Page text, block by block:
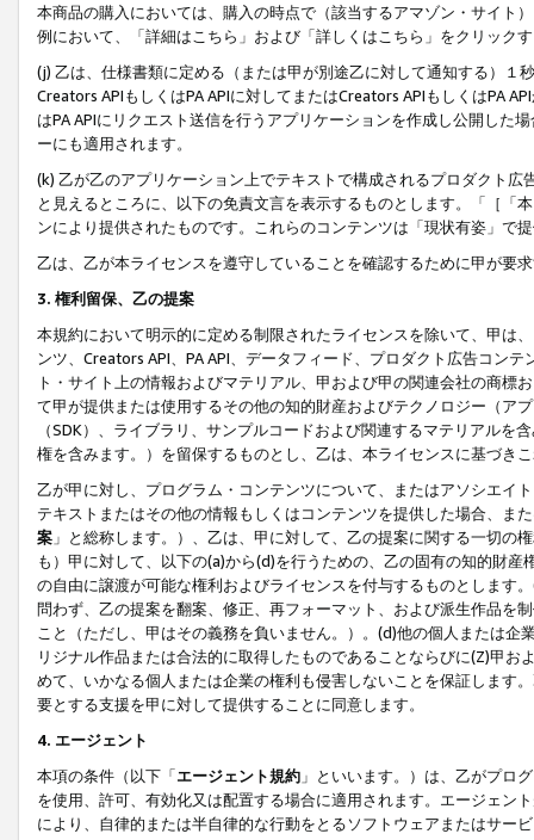
本商品の購入においては、購入の時点で（該当するアマゾン・サイト
例において、「詳細はこちら」および「詳しくはこちら」をクリック
(j) 乙は、仕様書類に定める（または甲が別途乙に対して通知する）
Creators APIもしくはPA APIに対してまたはCreators APIもしくはPA
はPA APIにリクエスト送信を行うアプリケーションを作成し公開した
ーにも適用されます。
(k) 乙が乙のアプリケーション上でテキストで構成されるプロダクト
と見えるところに、以下の免責文言を表示するものとします。「［「
ンにより提供されたものです。これらのコンテンツは「現状有姿」で
乙は、乙が本ライセンスを遵守していることを確認するために甲が要
3. 権利留保、乙の提案
本規約において明示的に定める制限されたライセンスを除いて、甲は
ンツ、Creators API、PA API、データフィード、プロダクト広告コン
ト・サイト上の情報およびマテリアル、甲および甲の関連会社の商
て甲が提供または使用するその他の知的財産およびテクノロジー（ア
（SDK）、ライブラリ、サンプルコードおよび関連するマテリアル
権を含みます。）を留保するものとし、乙は、本ライセンスに基づき
乙が甲に対し、プログラム・コンテンツについて、またはアソシエイ
テキストまたはその他の情報もしくはコンテンツを提供した場合、ま
案 」と総称します。）、乙は、甲に対して、乙の提案に関する一切
も）甲に対して、以下の(a)から(d)を行うための、乙の固有の知的財
の自由に譲渡が可能な権利およびライセンスを付与するものとします
問わず、乙の提案を翻案、修正、再フォーマット、および派生作品を
こと（ただし、甲はその義務を負いません。）。(d)他の個人または
リジナル作品または合法的に取得したものであることならびに(Z)甲
めて、いかなる個人または企業の権利も侵害しないことを保証します
要とする支援を甲に対して提供することに同意します。
4. エージェント
本項の条件（以下「エージェント規約 」といいます。）は、乙がプロ
を使用、許可、有効化又は配置する場合に適用されます。エージェン
により、自律的または半自律的な行動をとるソフトウェアまたはサー